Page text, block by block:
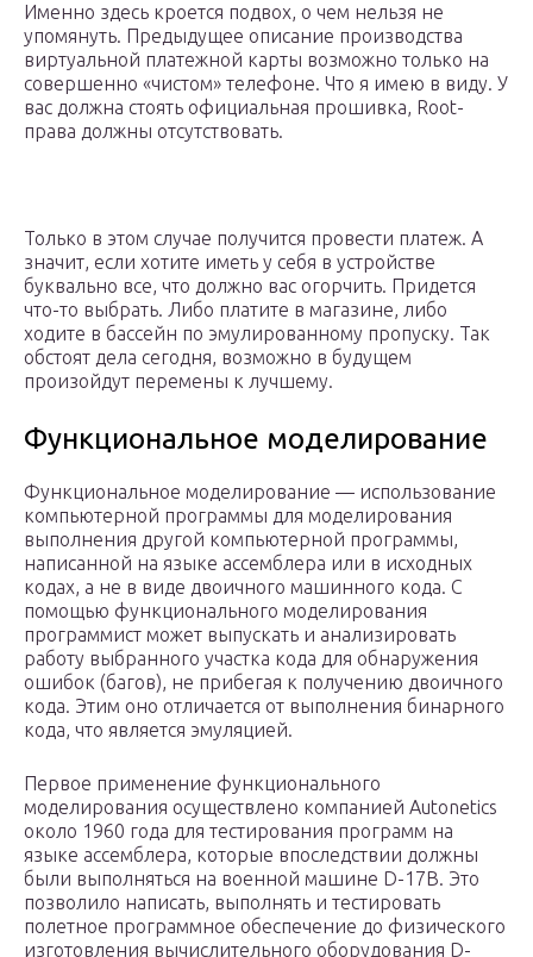
Именно здесь кроется подвох, о чем нельзя не
упомянуть. Предыдущее описание производства
виртуальной платежной карты возможно только на
совершенно «чистом» телефоне. Что я имею в виду. У
вас должна стоять официальная прошивка, Root-
права должны отсутствовать.
Только в этом случае получится провести платеж. А
значит, если хотите иметь у себя в устройстве
буквально все, что должно вас огорчить. Придется
что-то выбрать. Либо платите в магазине, либо
ходите в бассейн по эмулированному пропуску. Так
обстоят дела сегодня, возможно в будущем
произойдут перемены к лучшему.
Функциональное моделирование
Функциональное моделирование — использование
компьютерной программы для моделирования
выполнения другой компьютерной программы,
написанной на языке ассемблера или в исходных
кодах, а не в виде двоичного машинного кода. С
помощью функционального моделирования
программист может выпускать и анализировать
работу выбранного участка кода для обнаружения
ошибок (багов), не прибегая к получению двоичного
кода. Этим оно отличается от выполнения бинарного
кода, что является эмуляцией.
Первое применение функционального
моделирования осуществлено компанией Autonetics
около 1960 года для тестирования программ на
языке ассемблера, которые впоследствии должны
были выполняться на военной машине D-17B. Это
позволило написать, выполнять и тестировать
полетное программное обеспечение до физического
изготовления вычислительного оборудования D-